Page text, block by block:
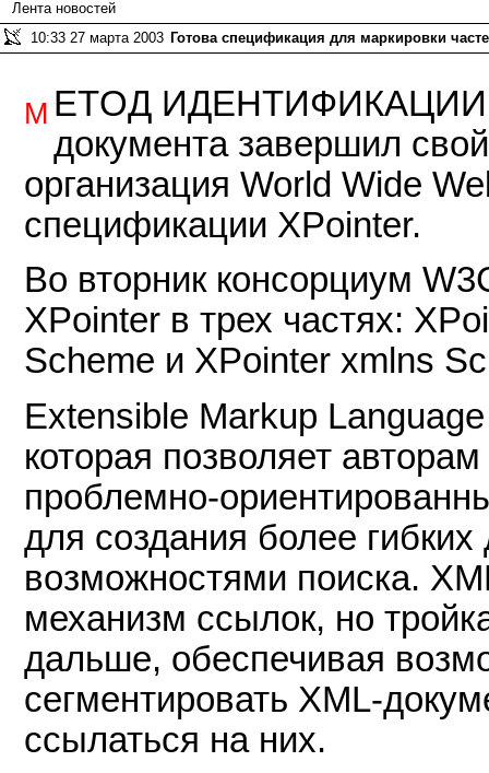
Лента новостей
10:33 27 марта 2003 Готова спецификация для маркировки
М етод
документа завершил
организация World Wide
спецификации XPointer.
Во вторник консорциум
XPointer в трех частях:
Scheme и XPointer xmlns
Extensible Markup
которая позволяет
проблемно-
для создания более
возможностями поиска.
механизм ссылок, но
дальше, обеспечивая
сегментировать XML-
ссылаться на них.